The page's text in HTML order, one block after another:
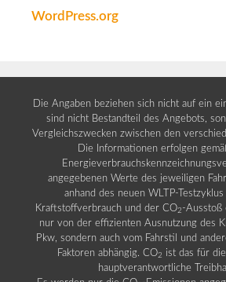
WordPress.org
Die Angaben beziehen sich nicht auf ein
sind nicht Bestandteil des Angebots,
Vergleichszwecken zwischen den
Die Informationen erfolgen
angegebenen Werte des jeweiligen
anhand des neuen WLTP-
Kraftstoffverbrauch und der CO2 -Ausstoß
nur von der effizienten Ausnutzung des
Pkw, sondern auch vom Fahrstil und
Faktoren abhängig. CO2 ist das für
hauptverantwortliche